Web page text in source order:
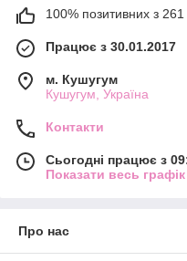
100% позитивних з 261
Працює з 30.01.2017
м. Кушугум
Кушугум, Україна
Контакти
Сьогодні працює з
Показати весь
Про нас